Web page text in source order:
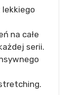
lekkiego
na całe
serii.